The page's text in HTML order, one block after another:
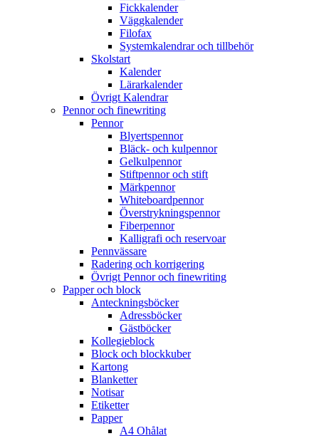
Fickkalender
Väggkalender
Filofax
Systemkalendrar och tillbehör
Skolstart
Kalender
Lärarkalender
Övrigt Kalendrar
Pennor och finewriting
Pennor
Blyertspennor
Bläck- och kulpennor
Gelkulpennor
Stiftpennor och stift
Märkpennor
Whiteboardpennor
Överstrykningspennor
Fiberpennor
Kalligrafi och reservoar
Pennvässare
Radering och korrigering
Övrigt Pennor och finewriting
Papper och block
Anteckningsböcker
Adressböcker
Gästböcker
Kollegieblock
Block och blockkuber
Kartong
Blanketter
Notisar
Etiketter
Papper
A4 Ohålat